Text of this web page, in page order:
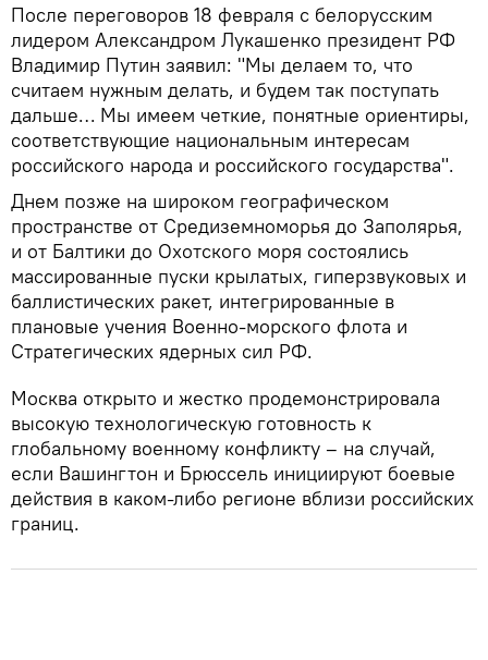
После переговоров 18 февраля с белорусским
лидером Александром Лукашенко президент РФ
Владимир Путин заявил: "Мы делаем то, что
считаем нужным делать, и будем так поступать
дальше… Мы имеем четкие, понятные ориентиры,
соответствующие национальным интересам
российского народа и российского государства".
Днем позже на широком географическом
пространстве от Средиземноморья до Заполярья,
и от Балтики до Охотского моря состоялись
массированные пуски крылатых, гиперзвуковых и
баллистических ракет, интегрированные в
плановые учения Военно-морского флота и
Стратегических ядерных сил РФ.
Москва открыто и жестко продемонстрировала
высокую технологическую готовность к
глобальному военному конфликту – на случай,
если Вашингтон и Брюссель инициируют боевые
действия в каком-либо регионе вблизи российских
границ.